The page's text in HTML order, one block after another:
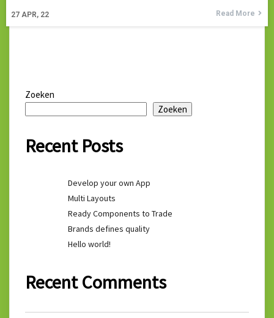
27 APR, 22 Read More
Zoeken
Zoeken
Recent Posts
Develop your own App
Multi Layouts
Ready Components to Trade
Brands defines quality
Hello world!
Recent Comments